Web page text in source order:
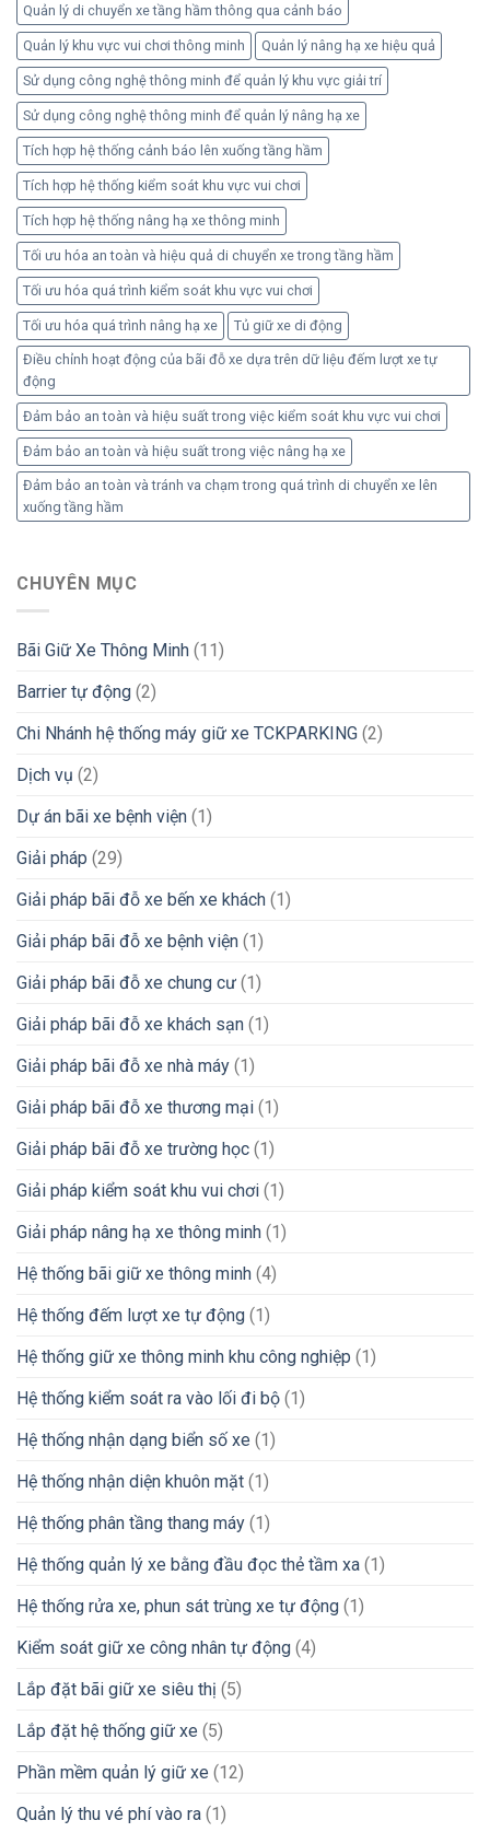
Quản lý di chuyển xe tầng hầm thông qua cảnh báo
Quản lý khu vực vui chơi thông minh Quản lý nâng hạ xe hiệu quả
Sử dụng công nghệ thông minh để quản lý khu vực giải trí
Sử dụng công nghệ thông minh để quản lý nâng hạ xe
Tích hợp hệ thống cảnh báo lên xuống tầng hầm
Tích hợp hệ thống kiểm soát khu vực vui chơi
Tích hợp hệ thống nâng hạ xe thông minh
Tối ưu hóa an toàn và hiệu quả di chuyển xe trong tầng hầm
Tối ưu hóa quá trình kiểm soát khu vực vui chơi
Tối ưu hóa quá trình nâng hạ xe Tủ giữ xe di động
Điều chỉnh hoạt động của bãi đỗ xe dựa trên dữ liệu đếm lượt xe tự
động
Đảm bảo an toàn và hiệu suất trong việc kiểm soát khu vực vui chơi
Đảm bảo an toàn và hiệu suất trong việc nâng hạ xe
Đảm bảo an toàn và tránh va chạm trong quá trình di chuyển xe lên
xuống tầng hầm
CHUYÊN MỤC
Bãi Giữ Xe Thông Minh (11)
Barrier tự động (2)
Chi Nhánh hệ thống máy giữ xe TCKPARKING (2)
Dịch vụ (2)
Dự án bãi xe bệnh viện (1)
Giải pháp (29)
Giải pháp bãi đỗ xe bến xe khách (1)
Giải pháp bãi đỗ xe bệnh viện (1)
Giải pháp bãi đỗ xe chung cư (1)
Giải pháp bãi đỗ xe khách sạn (1)
Giải pháp bãi đỗ xe nhà máy (1)
Giải pháp bãi đỗ xe thương mại (1)
Giải pháp bãi đỗ xe trường học (1)
Giải pháp kiểm soát khu vui chơi (1)
Giải pháp nâng hạ xe thông minh (1)
Hệ thống bãi giữ xe thông minh (4)
Hệ thống đếm lượt xe tự động (1)
Hệ thống giữ xe thông minh khu công nghiệp (1)
Hệ thống kiểm soát ra vào lối đi bộ (1)
Hệ thống nhận dạng biển số xe (1)
Hệ thống nhận diện khuôn mặt (1)
Hệ thống phân tầng thang máy (1)
Hệ thống quản lý xe bằng đầu đọc thẻ tầm xa (1)
Hệ thống rửa xe, phun sát trùng xe tự động (1)
Kiểm soát giữ xe công nhân tự động (4)
Lắp đặt bãi giữ xe siêu thị (5)
Lắp đặt hệ thống giữ xe (5)
Phần mềm quản lý giữ xe (12)
Quản lý thu vé phí vào ra (1)